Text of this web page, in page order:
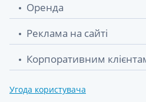
Оренда
Реклама на сайті
Корпоративним
Угода користувача